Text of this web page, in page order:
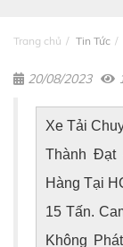
Trang chủ Tin Tức
20/08/2023
Xe Tải
Thành Đạt
Hàng Tại
15 Tấn.
Không